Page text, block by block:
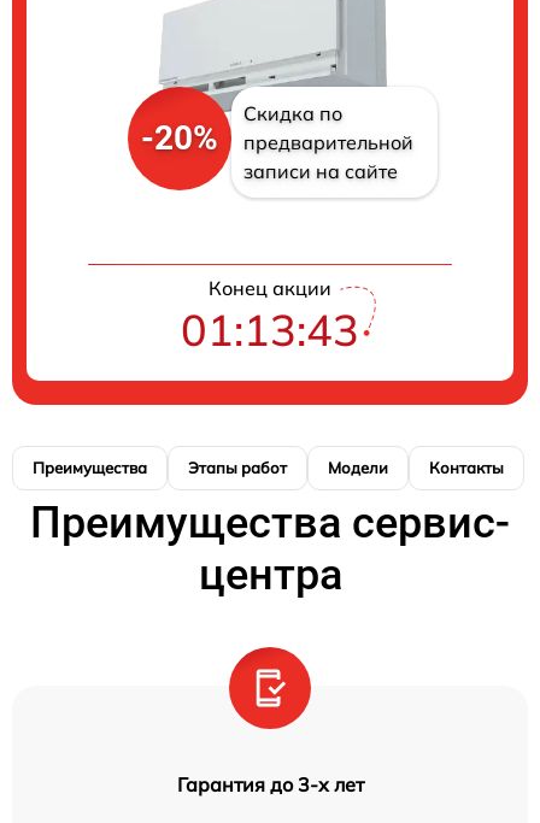
-20%
Скидка по
предварительной
записи на сайте
Конец акции
01:13:43
Преимущества Этапы работ Модели Контакты
Преимущества сервис-
центра
Гарантия до 3-х лет